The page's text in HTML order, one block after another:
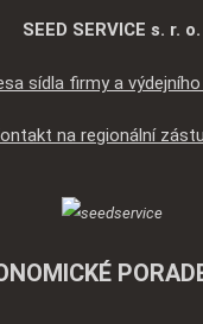
SEED SERVICE s. r. o.
sídla firmy a
na regionální